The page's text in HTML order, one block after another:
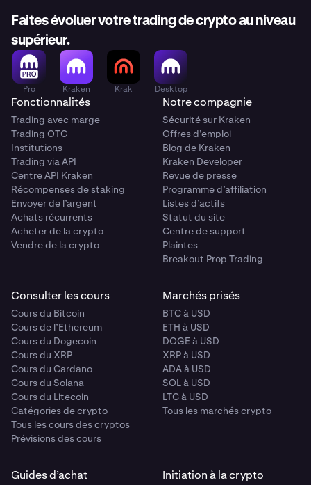
Faites évoluer votre trading de crypto au niveau
supérieur.
Pro Kraken Krak Desktop
Fonctionnalités
Trading avec marge
Trading OTC
Institutions
Trading via API
Centre API Kraken
Récompenses de staking
Envoyer de l’argent
Achats récurrents
Acheter de la crypto
Vendre de la crypto
Notre compagnie
Sécurité sur Kraken
Offres d’emploi
Blog de Kraken
Kraken Developer
Revue de presse
Programme d’affiliation
Listes d’actifs
Statut du site
Centre de support
Plaintes
Breakout Prop Trading
Consulter les cours
Cours du Bitcoin
Cours de l’Ethereum
Cours du Dogecoin
Cours du XRP
Cours du Cardano
Cours du Solana
Cours du Litecoin
Catégories de crypto
Tous les cours des cryptos
Prévisions des cours
Marchés prisés
BTC à USD
ETH à USD
DOGE à USD
XRP à USD
ADA à USD
SOL à USD
LTC à USD
Tous les marchés crypto
Guides d’achat Initiation à la crypto